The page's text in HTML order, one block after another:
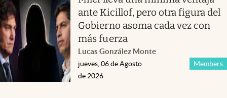
ante Kicillof, pero otra figura del
Gobierno asoma cada vez con
más fuerza
Lucas González Monte
Members
jueves, 06 de Agosto
de 2026